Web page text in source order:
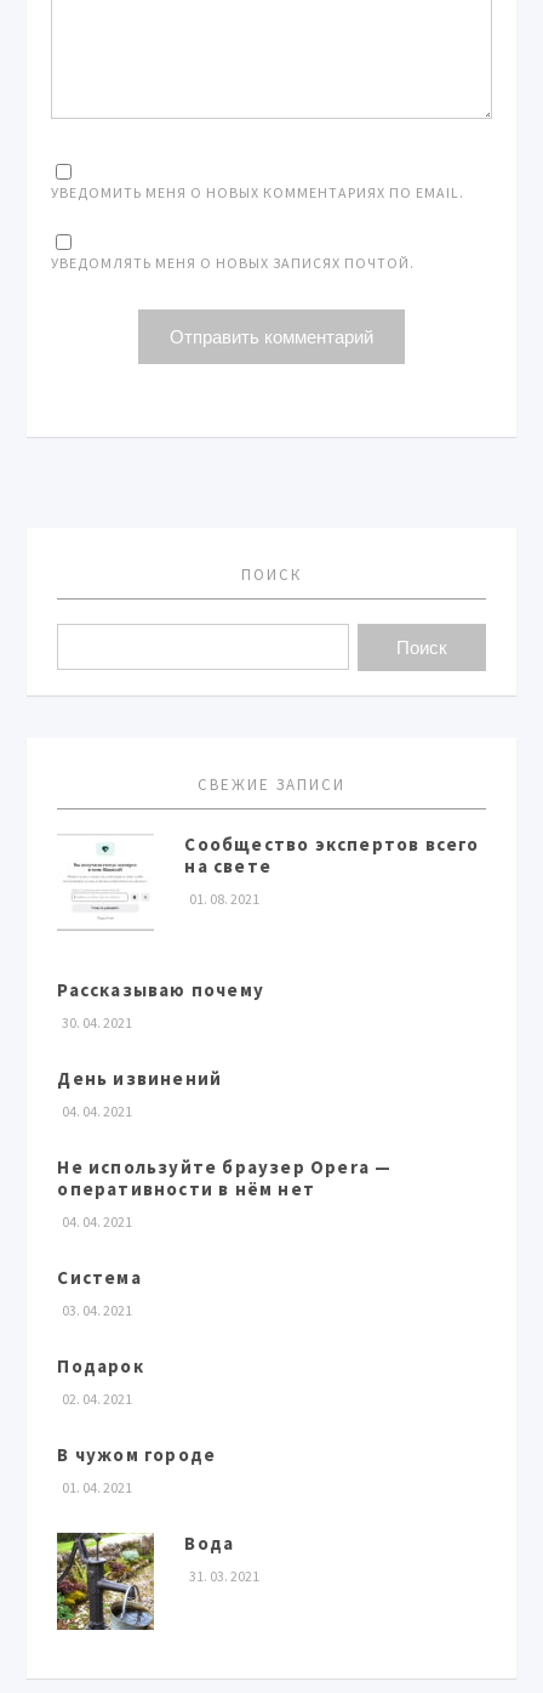
УВЕДОМИТЬ МЕНЯ О НОВЫХ КОММЕНТАРИЯХ ПО EMAIL.
УВЕДОМЛЯТЬ МЕНЯ О НОВЫХ ЗАПИСЯХ ПОЧТОЙ.
ПОИСК
СВЕЖИЕ ЗАПИСИ
Сообщество экспертов всего
на свете
01. 08. 2021
Рассказываю почему
30. 04. 2021
День извинений
04. 04. 2021
Не используйте браузер Opera —
оперативности в нём нет
04. 04. 2021
Система
03. 04. 2021
Подарок
02. 04. 2021
В чужом городе
01. 04. 2021
Вода
31. 03. 2021